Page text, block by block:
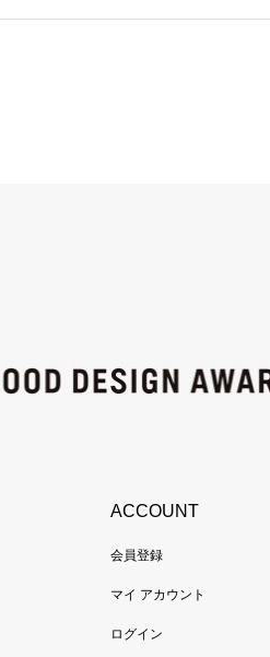
ACCOUNT
会員登録
マイ アカウント
ログイン